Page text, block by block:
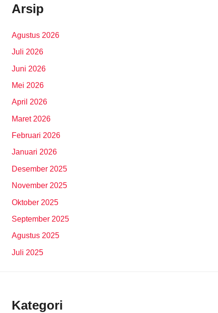
Arsip
Agustus 2026
Juli 2026
Juni 2026
Mei 2026
April 2026
Maret 2026
Februari 2026
Januari 2026
Desember 2025
November 2025
Oktober 2025
September 2025
Agustus 2025
Juli 2025
Kategori